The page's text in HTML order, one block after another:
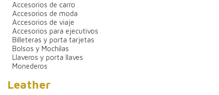
Accesorios de carro
Accesorios de moda
Accesorios de viaje
Accesorios para ejecutivos
Billeteras y porta tarjetas
Bolsos y Mochilas
Llaveros y porta llaves
Monederos
Leather